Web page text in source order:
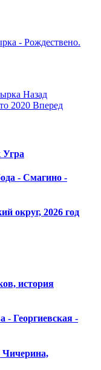
- Рождествено.
Назад
2020 Вперед
Угра
- Смагино -
округ, 2026 год
история
- Георгиевская -
Чичерина,